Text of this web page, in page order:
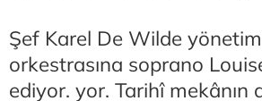
Şef Karel De Wilde
orkestrasına soprano
ediyor. yor. Tarihî